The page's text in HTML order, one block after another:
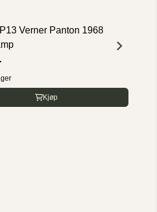
Verner Panton 1968
Kjøp